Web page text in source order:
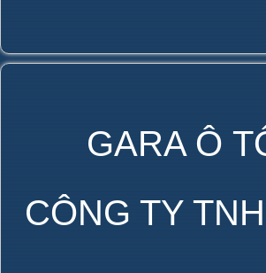
GARA Ô
CÔNG TY